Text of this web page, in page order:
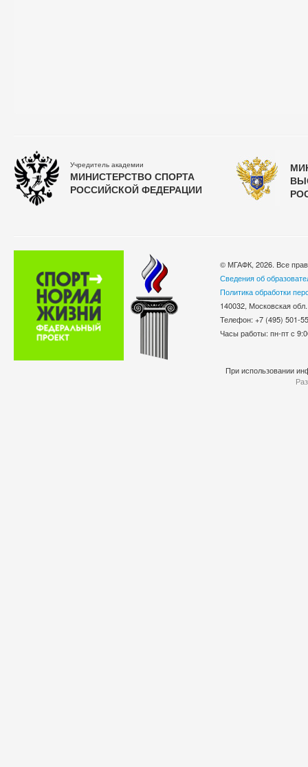
Учредитель академии
МИНИСТЕРСТВО СПОРТА
РОССИЙСКОЙ ФЕДЕРАЦИИ
© МГАФК, 2026. Все
Сведения об
Политика обработки
140032, Московская
Телефон: +7 (495)
Часы работы: пн-пт с
При использовании